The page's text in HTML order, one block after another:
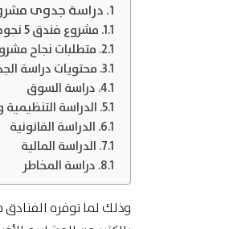
دراسة جدوى مشروع
مشروع فندق 5 نجوم
متطلبات نجاح
محتويات دراسة
دراسة السوق
الدراسة التنظيمية
الدراسة القانونية
الدراسة المالية
دراسة المخاطر
وذلك لما توفره